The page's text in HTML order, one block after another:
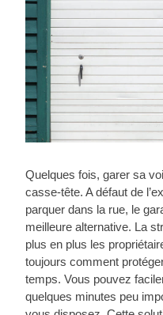
Quelques fois, garer sa
casse-tête. A défaut de
parquer dans la rue, le
meilleure alternative. La
plus en plus les
toujours comment
temps. Vous pouvez
quelques minutes peu